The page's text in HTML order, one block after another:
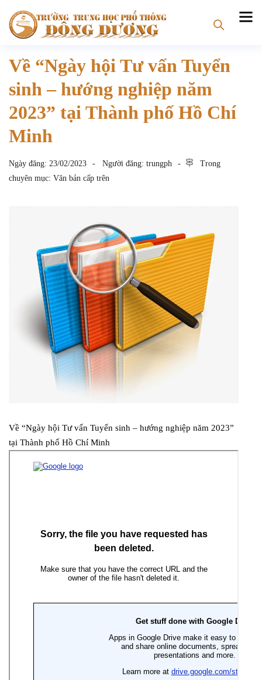
Về “Ngày hội Tư vấn Tuyển
sinh – hướng nghiệp năm
2023” tại Thành phố Hồ Chí
Minh
Ngày đăng: 23/02/2023 Người đăng: trungph
Trong
chuyên mục: Văn bản cấp trên
Về “Ngày hội Tư vấn Tuyển sinh – hướng nghiệp năm 2023”
tại Thành phố Hồ Chí Minh